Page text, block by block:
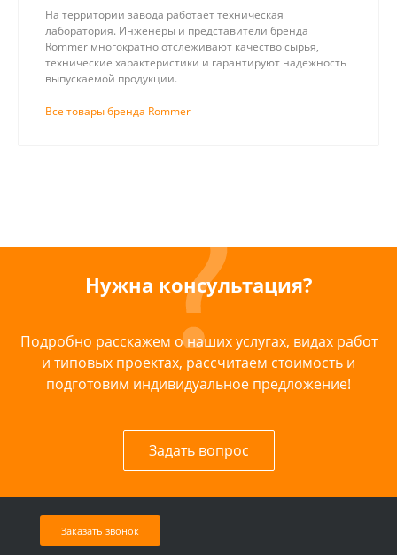
На территории завода работает техническая
лаборатория. Инженеры и представители бренда
Rommer многократно отслеживают качество сырья,
технические характеристики и гарантируют надежность
выпускаемой продукции.
Все товары бренда Rommer
Нужна консультация?
Подробно расскажем о наших услугах, видах работ
и типовых проектах, рассчитаем стоимость и
подготовим индивидуальное предложение!
Задать вопрос
Заказать звонок